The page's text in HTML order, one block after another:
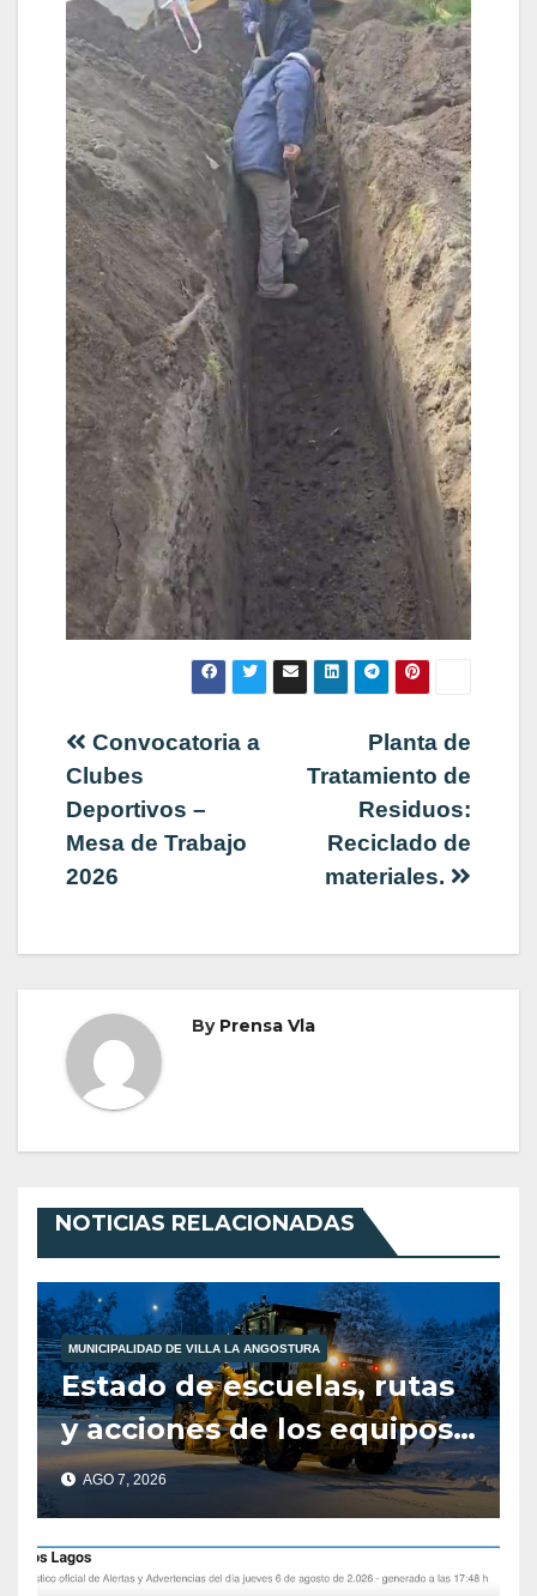
Navegación
de
entradas
Planta de
Tratamiento de
Residuos:
Reciclado de
materiales.
Convocatoria a
Clubes
Deportivos –
Mesa de Trabajo
2026
By Prensa Vla
NOTICIAS RELACIONADAS
MUNICIPALIDAD DE VILLA LA ANGOSTURA
Estado de escuelas, rutas
y acciones de los equipos
municipales – Villa La
Angostura – 7 de agosto –
10:00 hs
AGO 7, 2026